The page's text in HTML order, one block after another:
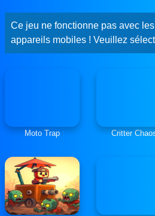
Ce jeu ne fonctionne pas avec
appareils mobiles ! Veuillez
Moto Trap Critter